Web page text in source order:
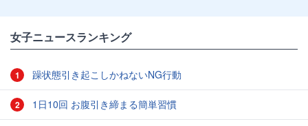
女子ニュースランキング
1 躁状態引き起こしかねないNG行動
2 1日10回 お腹引き締まる簡単習慣